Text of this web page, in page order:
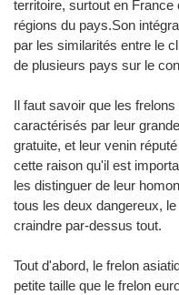
territoire, surtout en
régions du pays.Son
par les similarités entre le
de plusieurs pays sur le
Il faut savoir que les
caractérisés par leur
gratuite, et leur venin
cette raison qu'il est
les distinguer de leur
tous les deux dangereux,
craindre par-dessus tout.
Tout d'abord, le frelon
petite taille que le frelon